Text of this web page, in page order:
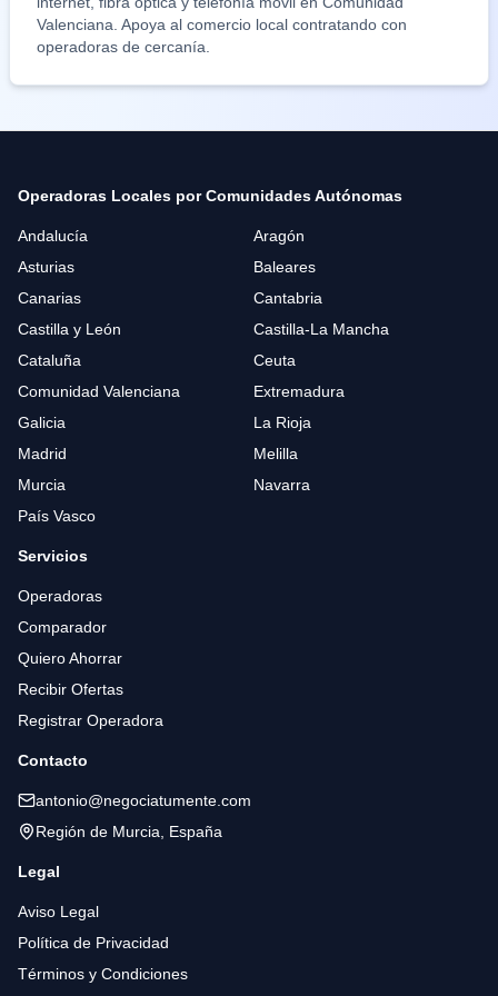
Valenciana . Apoya al comercio local contratando con
operadoras de cercanía.
Operadoras Locales por Comunidades Autónomas
Andalucía
Aragón
Asturias
Baleares
Canarias
Cantabria
Castilla y León
Castilla-La Mancha
Cataluña
Ceuta
Comunidad Valenciana
Extremadura
Galicia
La Rioja
Madrid
Melilla
Murcia
Navarra
País Vasco
Servicios
Operadoras
Comparador
Quiero Ahorrar
Recibir Ofertas
Registrar Operadora
Contacto
antonio@negociatumente.com
Región de Murcia, España
Legal
Aviso Legal
Política de Privacidad
Términos y Condiciones